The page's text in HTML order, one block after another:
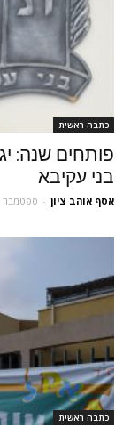
כתבה ראשית
פותחים שנה:
בני עקיבא
אסף אוהב ציון - ספטמבר 1, 2022
כתבה ראשית